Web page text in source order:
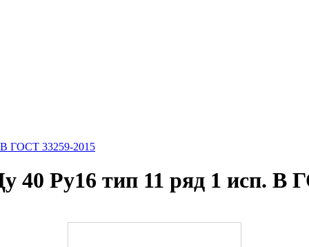
B ГОСТ 33259-2015
40 Ру16 тип 11 ряд 1 исп. B